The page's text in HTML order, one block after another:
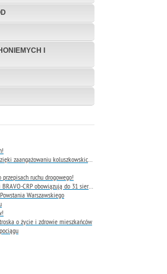
I
ruchu drogowego!
Stopnie alarmowe CHARLIE, BRAVO i BRAVO-CRP obowiązują do 31 sierpnia 2026 r.
Warszawskiego
o życie i zdrowie mieszkańców